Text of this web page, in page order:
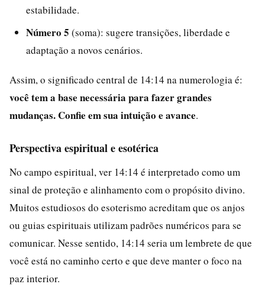
estabilidade.
Número 5 (soma): sugere transições, liberdade e
adaptação a novos cenários.
Assim, o significado central de 14:14 na numerologia é:
você tem a base necessária para fazer grandes
mudanças. Confie em sua intuição e avance.
Perspectiva espiritual e esotérica
No campo espiritual, ver 14:14 é interpretado como um
sinal de proteção e alinhamento com o propósito divino.
Muitos estudiosos do esoterismo acreditam que os anjos
ou guias espirituais utilizam padrões numéricos para se
comunicar. Nesse sentido, 14:14 seria um lembrete de que
você está no caminho certo e que deve manter o foco na
paz interior.